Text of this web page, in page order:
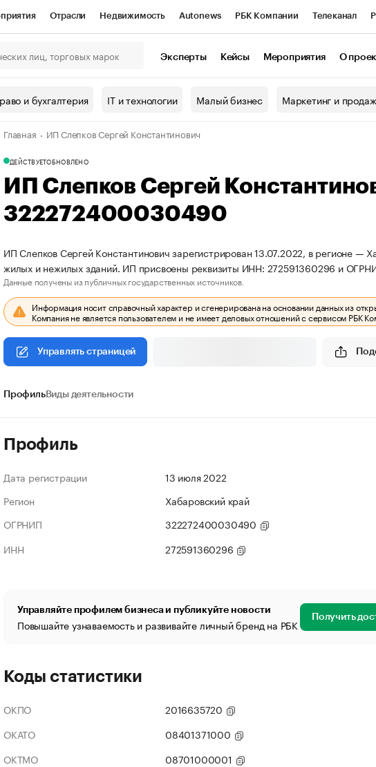
Отрасли Недвижимость Autonews РБК Компании Телеканал
Спецпроекты Проверка контрагентов
валюты
Эксперты Кейсы Мероприятия О
и бухгалтерия IT и технологии Малый бизнес Маркетинг и
Главная ИП Слепков Сергей Константинович
ДЕЙСТВУЕТОБНОВЛЕНО
ИП Слепков Сергей
322272400030490
ИП Слепков Сергей Константинович зарегистрирован 13.07.2022, в регионе —
жилых и нежилых зданий. ИП присвоены реквизиты ИНН: 272591360296 и
Данные получены из публичных государственных источников.
Информация носит справочный характер и сгенерирована на основании данных из
Компания не является пользователем и не имеет деловых отношений с сервисом РБК
Управлять страницей
ПрофильВиды деятельности
Профиль
Дата регистрации
13 июля 2022
Регион
Хабаровский край
ОГРНИП
322272400030490
ИНН
272591360296
Управляйте профилем бизнеса и публикуйте новости
Повышайте узнаваемость и развивайте личный бренд на РБК Получить
Коды статистики
ОКПО
2016635720
ОКАТО
08401371000
ОКТМО
08701000001